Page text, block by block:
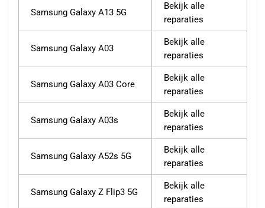
Samsung Galaxy A13 5G
Bekijk alle
reparaties
Samsung Galaxy A03
Bekijk alle
reparaties
Samsung Galaxy A03 Core
Bekijk alle
reparaties
Samsung Galaxy A03s
Bekijk alle
reparaties
Samsung Galaxy A52s 5G
Bekijk alle
reparaties
Samsung Galaxy Z Flip3 5G
Bekijk alle
reparaties